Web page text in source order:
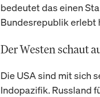
bedeutet das einen
Bundesrepublik erlebt
Der Westen schaut
Die USA sind mit sich
Indopazifik. Russland